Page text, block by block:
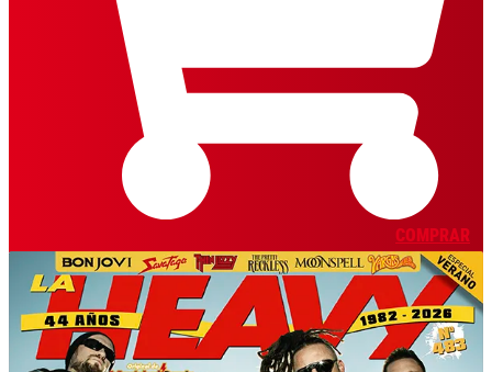
COMPRAR